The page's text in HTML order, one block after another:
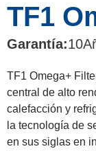
TF1
Garantía:10
TF1 Omega+
central de alto
calefacción y
la tecnología de
en sus siglas en